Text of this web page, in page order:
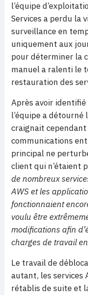
l’équipe
Services a perdu la
surveillance en
uniquement aux
pour déterminer la
manuel a ralenti le
restauration des
Après avoir identifié
l’équipe a
craignait cependant
communications
principal ne
client qui n’étaient
de nombreux
AWS et les
fonctionnaient
voulu être
modifications afin
charges de travail
Le travail de
autant, les services
rétablis de suite et